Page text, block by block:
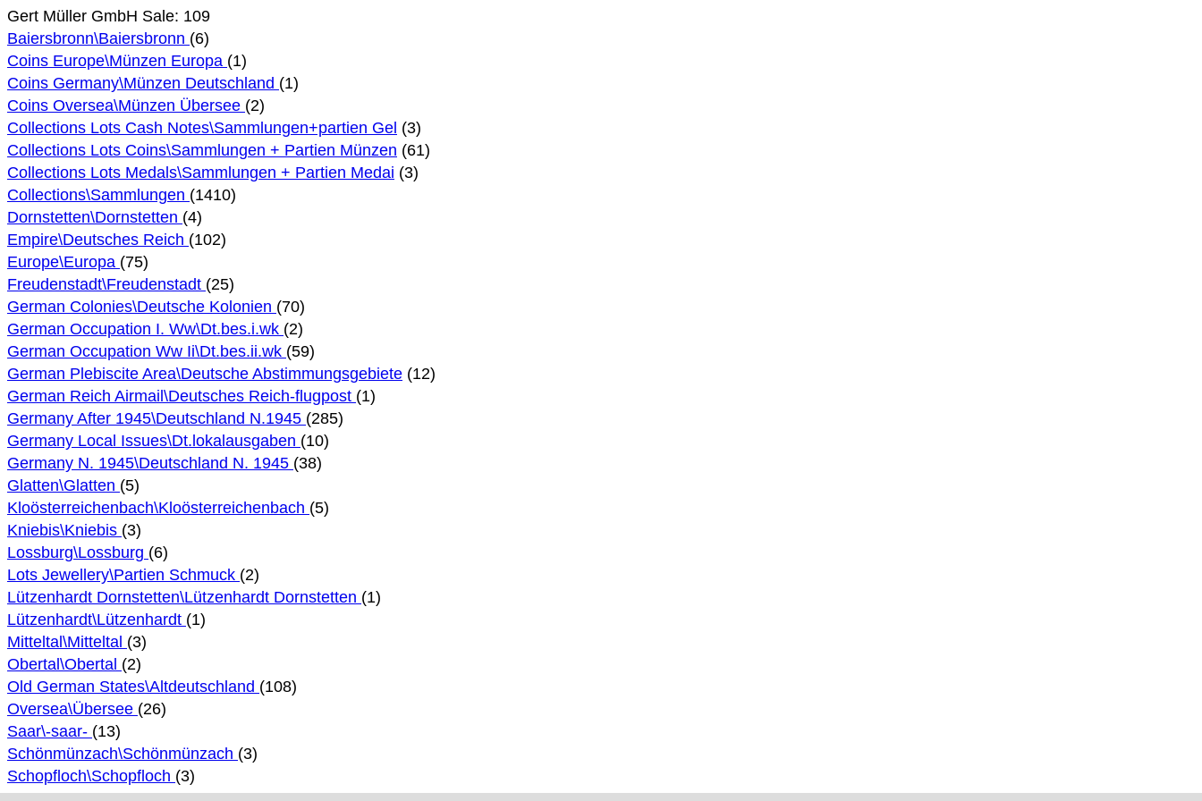
Gert Müller GmbH Sale: 109
Baiersbronn\Baiersbronn (6)
Coins Europe\Münzen Europa (1)
Coins Germany\Münzen Deutschland (1)
Coins Oversea\Münzen Übersee (2)
Collections Lots Cash Notes\Sammlungen+partien Gel (3)
Collections Lots Coins\Sammlungen + Partien Münzen (61)
Collections Lots Medals\Sammlungen + Partien Medai (3)
Collections\Sammlungen (1410)
Dornstetten\Dornstetten (4)
Empire\Deutsches Reich (102)
Europe\Europa (75)
Freudenstadt\Freudenstadt (25)
German Colonies\Deutsche Kolonien (70)
German Occupation I. Ww\Dt.bes.i.wk (2)
German Occupation Ww Ii\Dt.bes.ii.wk (59)
German Plebiscite Area\Deutsche Abstimmungsgebiete (12)
German Reich Airmail\Deutsches Reich-flugpost (1)
Germany After 1945\Deutschland N.1945 (285)
Germany Local Issues\Dt.lokalausgaben (10)
Germany N. 1945\Deutschland N. 1945 (38)
Glatten\Glatten (5)
Kloösterreichenbach\Kloösterreichenbach (5)
Kniebis\Kniebis (3)
Lossburg\Lossburg (6)
Lots Jewellery\Partien Schmuck (2)
Lützenhardt Dornstetten\Lützenhardt Dornstetten (1)
Lützenhardt\Lützenhardt (1)
Mitteltal\Mitteltal (3)
Obertal\Obertal (2)
Old German States\Altdeutschland (108)
Oversea\Übersee (26)
Saar\-saar- (13)
Schönmünzach\Schönmünzach (3)
Schopfloch\Schopfloch (3)